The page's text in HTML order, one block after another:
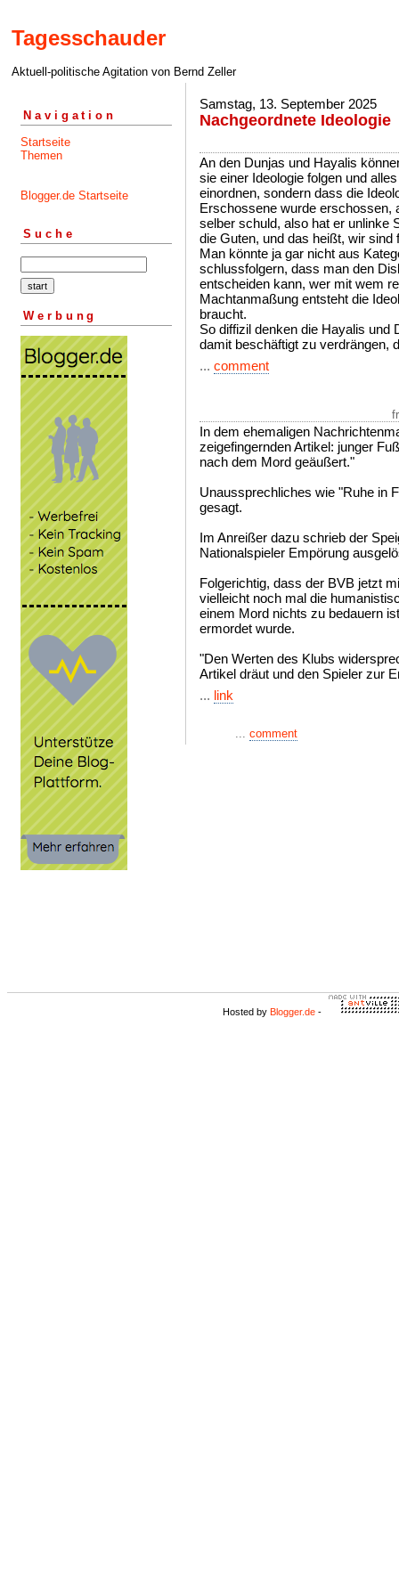
Tagesschauder
Aktuell-politische Agitation von Bernd Zeller
Navigation
Startseite
Themen
Blogger.de Startseite
Suche
Werbung
Samstag, 13. September 2025
Nachgeordnete Ideologie
An den Dunjas und Hayalis
sie einer Ideologie folgen und
einordnen, sondern dass die
Erschossene wurde erschossen,
selber schuld, also hat er unlinke
die Guten, und das heißt, wir sind
Man könnte ja gar nicht aus
schlussfolgern, dass man den
entscheiden kann, wer mit wem
Machtanmaßung entsteht die
braucht.
So diffizil denken die Hayalis und
damit beschäftigt zu verdrängen,
... comment
In dem ehemaligen
zeigefingernden Artikel: junger
nach dem Mord geäußert."
Unaussprechliches wie "Ruhe in
gesagt.
Im Anreißer dazu schrieb der
Nationalspieler Empörung
Folgerichtig, dass der BVB jetzt
vielleicht noch mal die
einem Mord nichts zu bedauern
ermordet wurde.
"Den Werten des Klubs
Artikel dräut und den Spieler zur
... link
... comment
Hosted by Blogger.de -